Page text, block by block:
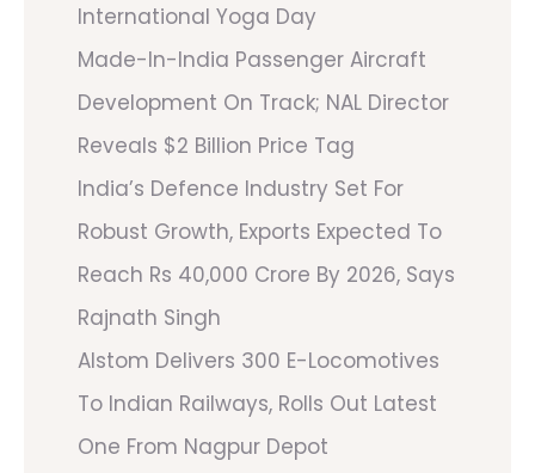
International Yoga Day
Made-In-India Passenger Aircraft
Development On Track; NAL Director
Reveals $2 Billion Price Tag
India’s Defence Industry Set For
Robust Growth, Exports Expected To
Reach Rs 40,000 Crore By 2026, Says
Rajnath Singh
Alstom Delivers 300 E-Locomotives
To Indian Railways, Rolls Out Latest
One From Nagpur Depot